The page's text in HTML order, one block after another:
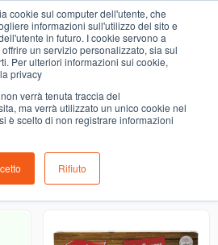
cookie sul computer dell'utente, che
informazioni sull'utilizzo del sito e
in futuro. I cookie servono a
un servizio personalizzato, sia sul
Per ulteriori informazioni sui cookie,
privacy
verrà tenuta traccia del
ma verrà utilizzato un unico cookie nel
è scelto di non registrare informazioni
Rifiuto
PRONTI
SOON
settimanale devono essere indicati
in sede di checkout